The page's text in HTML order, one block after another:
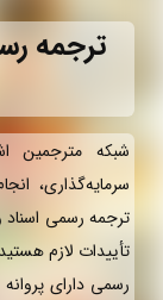
ترجمه
شبکه مترجمین
سرمایه‌گذاری،
ترجمه رسمی
تأییدات لازم
رسمی دارای